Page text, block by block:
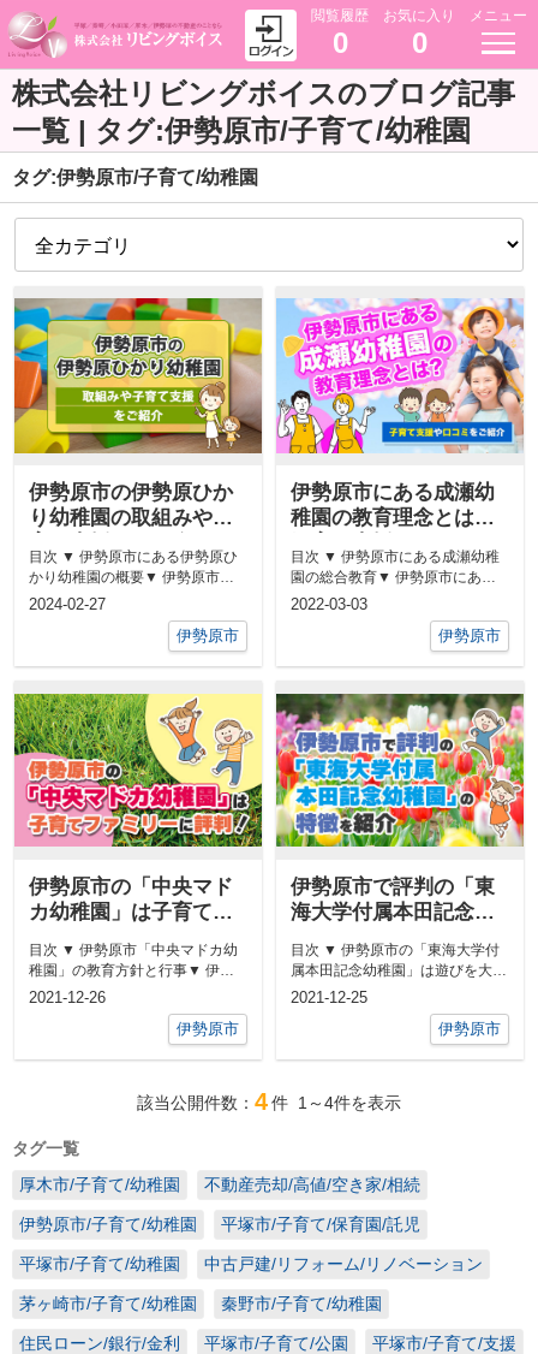
閲覧履歴
0
お気に入り
0
メニュー
株式会社リビングボイスのブログ記事
一覧 | タグ:伊勢原市/子育て/幼稚園
タグ:伊勢原市/子育て/幼稚園
伊勢原市の伊勢原ひか
り幼稚園の取組みや子
目次 ▼ 伊勢原市にある伊勢原ひ
かり幼稚園の概要▼ 伊勢原市に
ある伊勢原ひかり幼稚園の取組み
2024-02-27
伊勢原市
伊勢原市にある成瀬幼
稚園の教育理念とは？
ご紹介
目次 ▼ 伊勢原市にある成瀬幼稚
園の総合教育▼ 伊勢原市にある
成瀬幼稚園の子育て支援について
2022-03-03
伊勢原市
伊勢原市の「中央マド
カ幼稚園」は子育てフ
ァミリーに評判！
目次 ▼ 伊勢原市「中央マドカ幼
稚園」の教育方針と行事▼ 伊勢
原市「中央マドカ幼稚園」の環境
2021-12-26
伊勢原市
伊勢原市で評判の「東
海大学付属本田記念幼
稚園」の特徴を紹介
目次 ▼ 伊勢原市の「東海大学付
属本田記念幼稚園」は遊びを大切
にした教育方針▼ 伊勢原市の
2021-12-25
伊勢原市
該当公開件数： 4件 1～4件を表示
タグ一覧
厚木市/子育て/幼稚園
不動産売却/高値/空き家/相続
伊勢原市/子育て/幼稚園 平塚市/子育て/保育園/託児
平塚市/子育て/幼稚園 中古戸建/リフォーム/リノベーション
茅ヶ崎市/子育て/幼稚園 秦野市/子育て/幼稚園
住民ローン/銀行/金利 平塚市/子育て/公園 平塚市/子育て/支援